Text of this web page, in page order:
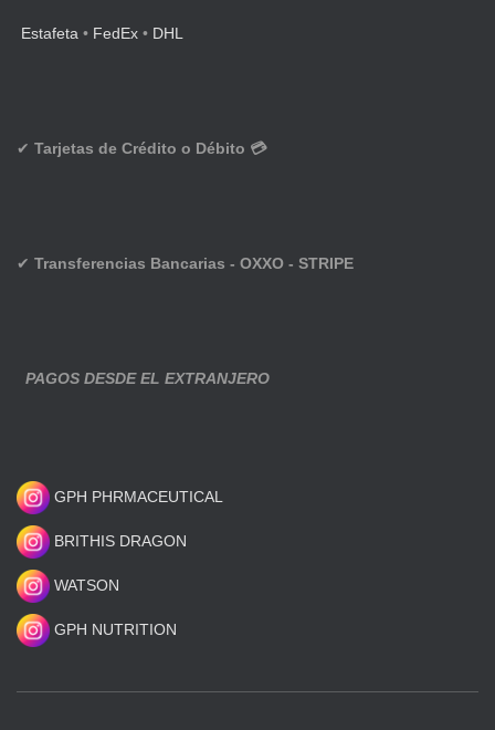
Estafeta • FedEx • DHL
✔ Tarjetas de Crédito o Débito 💳
✔ Transferencias Bancarias - OXXO - STRIPE
PAGOS DESDE EL EXTRANJERO
GPH PHRMACEUTICAL
BRITHIS DRAGON
WATSON
GPH NUTRITION